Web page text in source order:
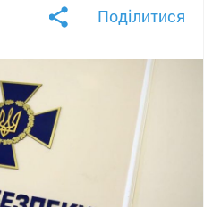
Поділитися